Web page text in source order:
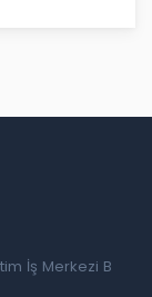
İş Merkezi B